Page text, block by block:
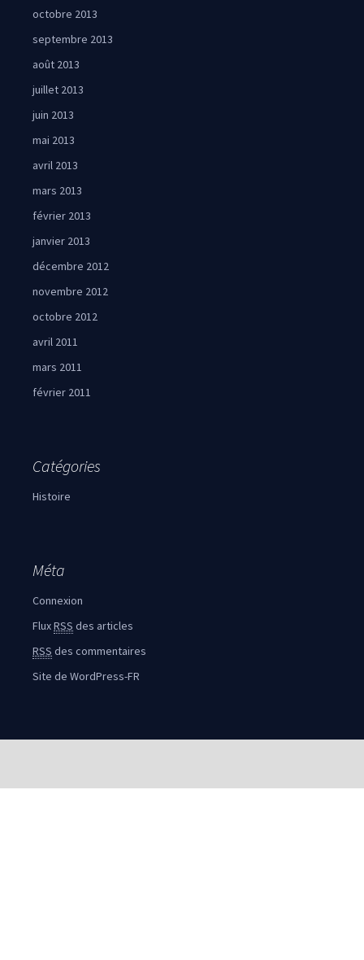
octobre 2013
septembre 2013
août 2013
juillet 2013
juin 2013
mai 2013
avril 2013
mars 2013
février 2013
janvier 2013
décembre 2012
novembre 2012
octobre 2012
avril 2011
mars 2011
février 2011
Catégories
Histoire
Méta
Connexion
FluxRSS des articles
RSS des commentaires
Site de WordPress-FR